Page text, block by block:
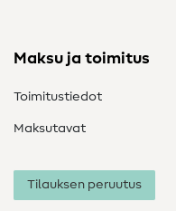
Maksu ja toimitus
Toimitustiedot
Maksutavat
Tilauksen peruutus